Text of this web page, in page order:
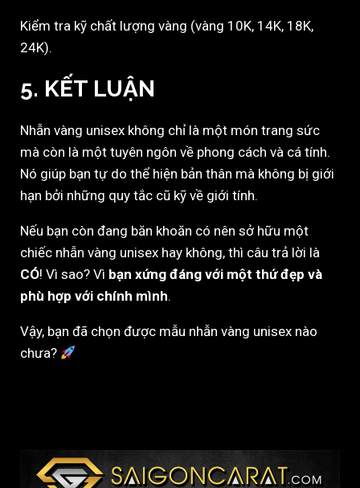
Kiểm tra kỹ chất lượng vàng (vàng 10K, 14K, 18K,
24K).
5. KẾT LUẬN
Nhẫn vàng unisex không chỉ là một món trang sức
mà còn là một tuyên ngôn về phong cách và cá tính.
Nó giúp bạn tự do thể hiện bản thân mà không bị giới
hạn bởi những quy tắc cũ kỹ về giới tính.
Nếu bạn còn đang băn khoăn có nên sở hữu một
chiếc nhẫn vàng unisex hay không, thì câu trả lời là
CÓ! Vì sao? Vì bạn xứng đáng với một thứ đẹp và
phù hợp với chính mình.
Vậy, bạn đã chọn được mẫu nhẫn vàng unisex nào
chưa?